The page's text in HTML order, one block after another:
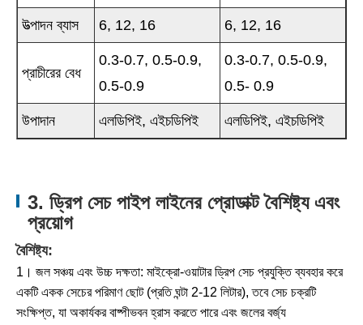
উত্পাদন ব্যাস 6, 12, 16 6, 12, 16
প্রাচীরের বেধ
0.3-0.7, 0.5-0.9,
0.5-0.9
0.3-0.7, 0.5-0.9,
0.5- 0.9
উপাদান এলডিপিই, এইচডিপিই এলডিপিই, এইচডিপিই
3. ড্রিপ সেচ পাইপ লাইনের প্রোডাক্ট বৈশিষ্ট্য এবং
প্রয়োগ
বৈশিষ্ট্য:
1। জল সঞ্চয় এবং উচ্চ দক্ষতা: মাইক্রো-ওয়াটার ড্রিপ সেচ প্রযুক্তি ব্যবহার করে
একটি একক সেচের পরিমাণ ছোট (প্রতি ঘন্টা 2-12 লিটার), তবে সেচ চক্রটি
সংক্ষিপ্ত, যা অকার্যকর বাষ্পীভবন হ্রাস করতে পারে এবং জলের বর্জ্য